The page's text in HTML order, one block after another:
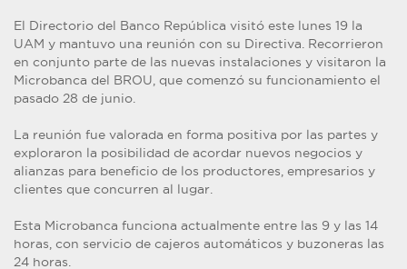
El Directorio del Banco República visitó este lunes 19 la
UAM y mantuvo una reunión con su Directiva. Recorrieron
en conjunto parte de las nuevas instalaciones y visitaron la
Microbanca del BROU, que comenzó su funcionamiento el
pasado 28 de junio.
La reunión fue valorada en forma positiva por las partes y
exploraron la posibilidad de acordar nuevos negocios y
alianzas para beneficio de los productores, empresarios y
clientes que concurren al lugar.
Esta Microbanca funciona actualmente entre las 9 y las 14
horas, con servicio de cajeros automáticos y buzoneras las
24 horas.